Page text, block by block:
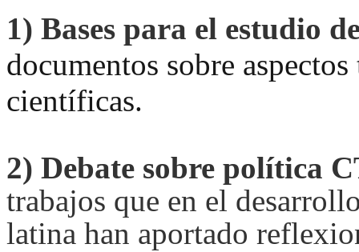
1) Bases para el estudio
documentos sobre
científicas.
2) Debate sobre política
trabajos que en el
latina han aportado